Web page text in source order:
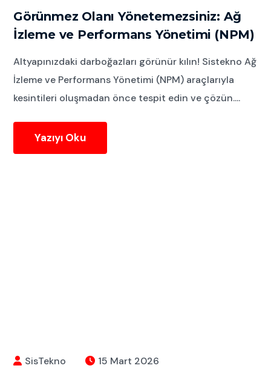
Görünmez Olanı Yönetemezsiniz: Ağ
İzleme ve Performans Yönetimi (NPM)
Altyapınızdaki darboğazları görünür kılın! Sistekno Ağ
İzleme ve Performans Yönetimi (NPM) araçlarıyla
kesintileri oluşmadan önce tespit edin ve çözün....
Yazıyı Oku
SisTekno 15 Mart 2026